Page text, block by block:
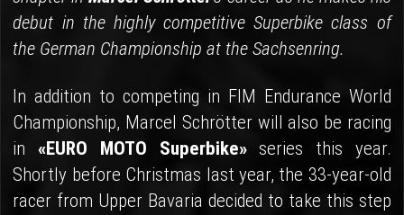
debut in the highly competitive Superbike class of
the German Championship at the Sachsenring.
In addition to competing in FIM Endurance World
Championship, Marcel Schrötter will also be racing
in «EURO MOTO Superbike»series this year.
Shortly before Christmas last year, the 33-year-old
racer from Upper Bavaria decided to take this step